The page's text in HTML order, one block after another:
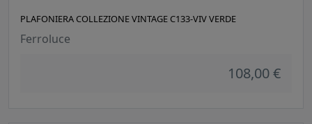
PLAFONIERA COLLEZIONE VINTAGE C133-VIV VERDE
Ferroluce
108,00 €